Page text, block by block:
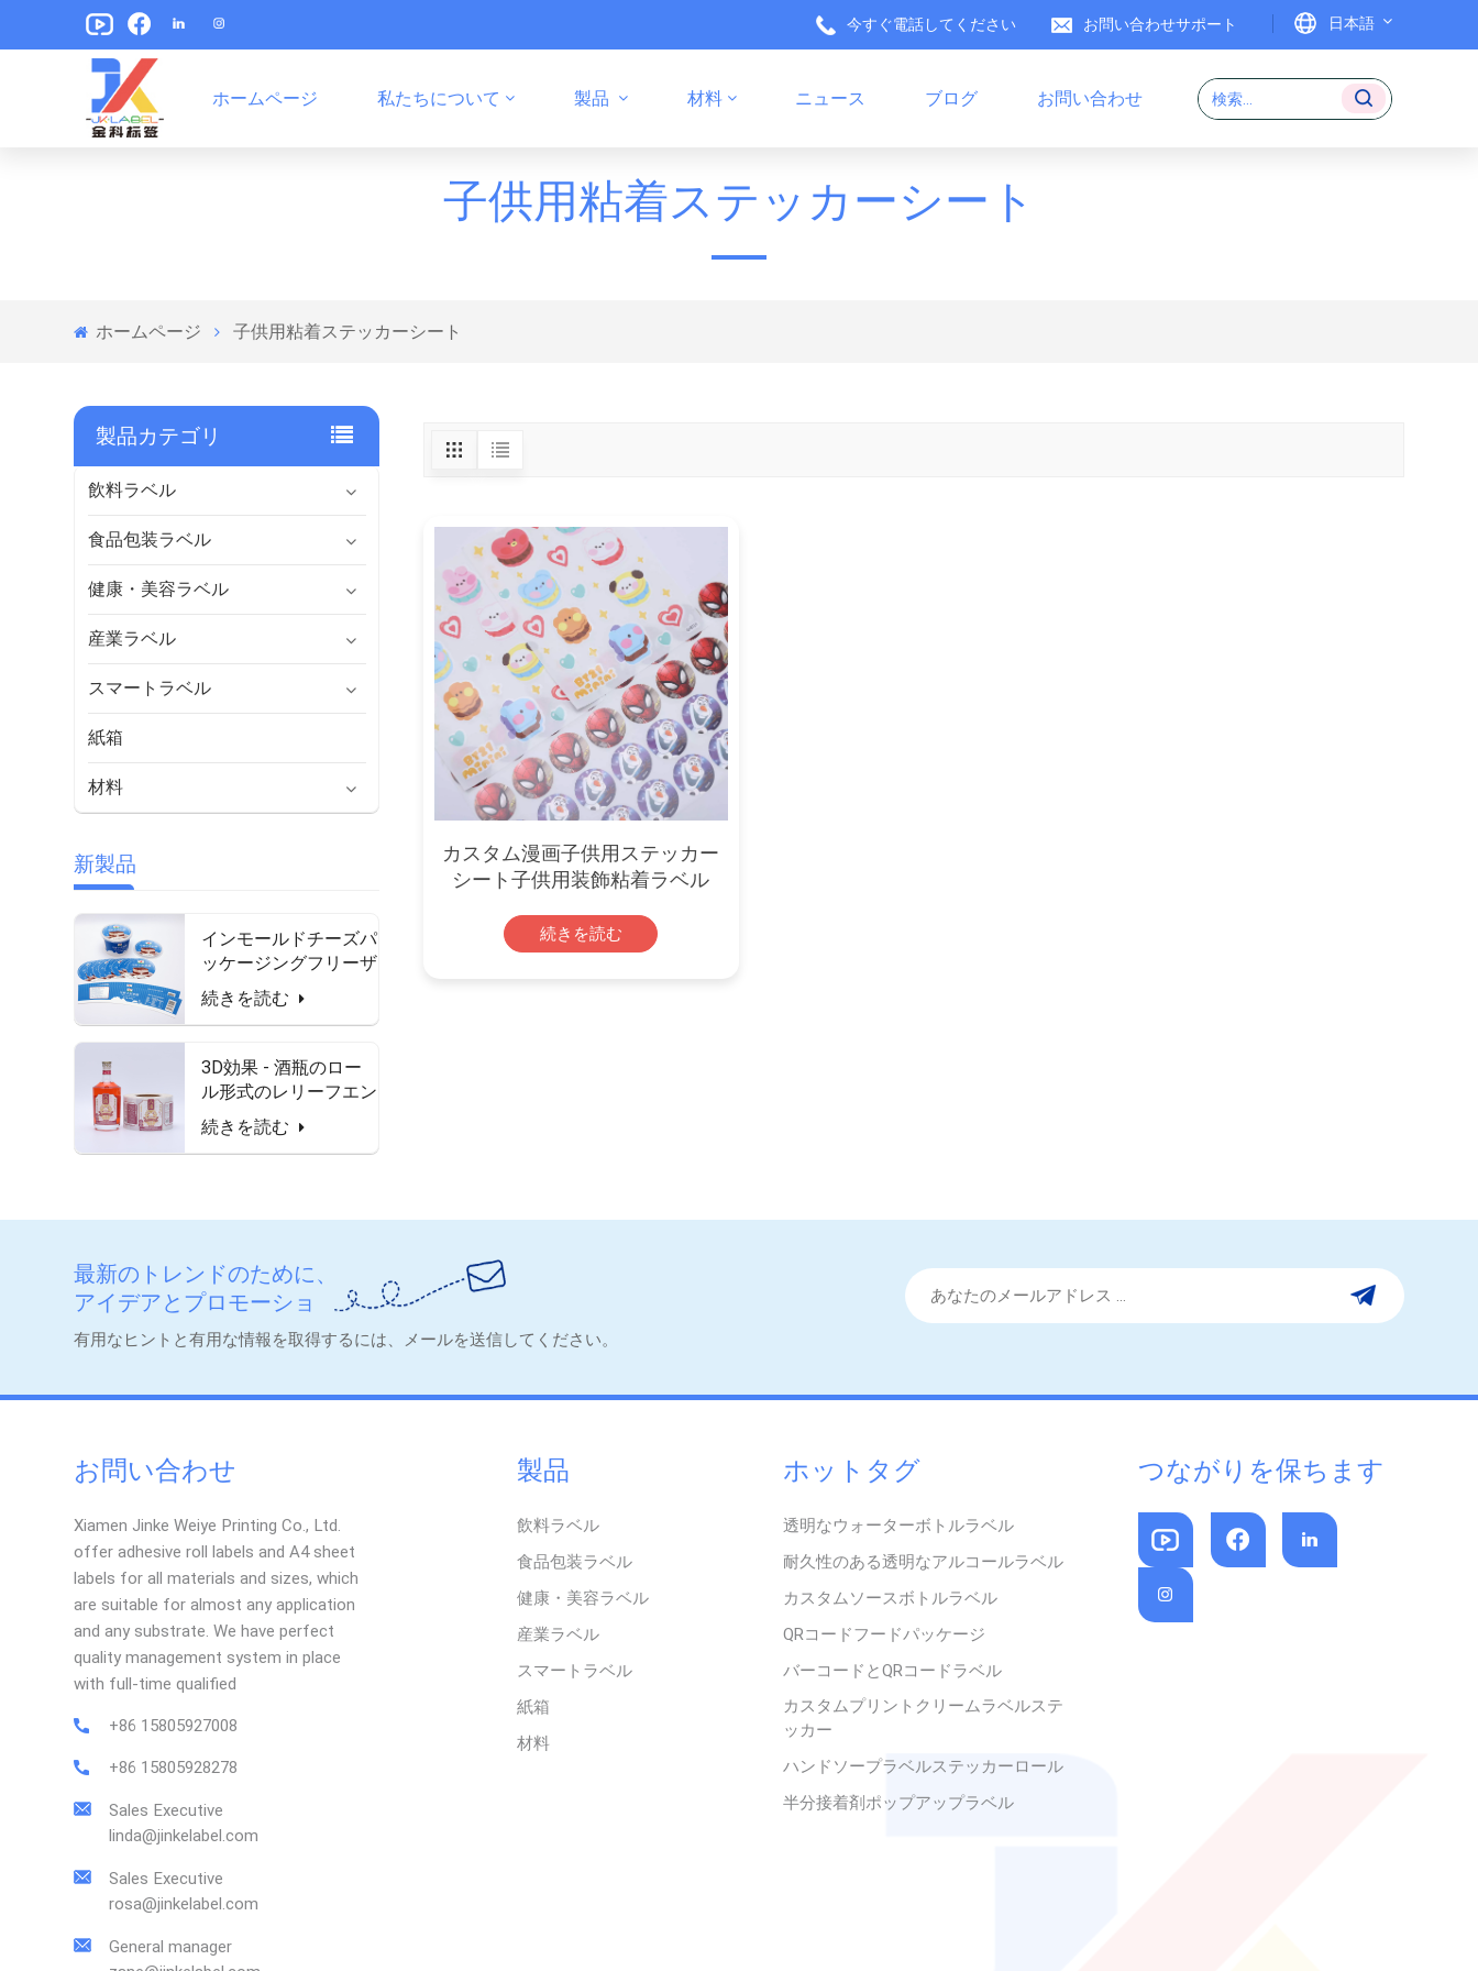
日本語
English
今すぐ電話してください お問い合わせサポート
ホームページ 私たちについて 製品 材料 ニュース ブログ お問い合わせ
子供用粘着ステッカーシート
ホームページ 子供用粘着ステッカーシート
製品カテゴリ
飲料ラベル
食品包装ラベル
健康・美容ラベル
産業ラベル
スマートラベル
紙箱
材料
新製品
インモールドチーズパ
ッケージングフリーザ
ーの防水性とフードセ
ーフラベル
続きを読む
3D効果 - 酒瓶のロー
ル形式のレリーフエン
ボス加工ラベル
続きを読む
カスタム漫画子供用ステッカー
シート子供用装飾粘着ラベル
続きを読む
最新のトレンドのために、
アイデアとプロモーショ
ン。
有用なヒントと有用な情報を取得するには、メールを送信してください。
お問い合わせ
Xiamen Jinke Weiye Printing Co., Ltd.
offer adhesive roll labels and A4 sheet
labels for all materials and sizes, which
are suitable for almost any application
and any substrate. We have perfect
quality management system in place
with full-time qualified
+86 15805927008
+86 15805928278
Sales Executive
linda@jinkelabel.com
Sales Executive
rosa@jinkelabel.com
General manager
製品
飲料ラベル
食品包装ラベル
健康・美容ラベル
産業ラベル
スマートラベル
紙箱
材料
ホットタグ
透明なウォーターボトルラベル
耐久性のある透明なアルコールラベル
カスタムソースボトルラベル
QRコードフードパッケージ
バーコードとQRコードラベル
カスタムプリントクリームラベルステ
ッカー
ハンドソープラベルステッカーロール
半分接着剤ポップアップラベル
つながりを保ちます